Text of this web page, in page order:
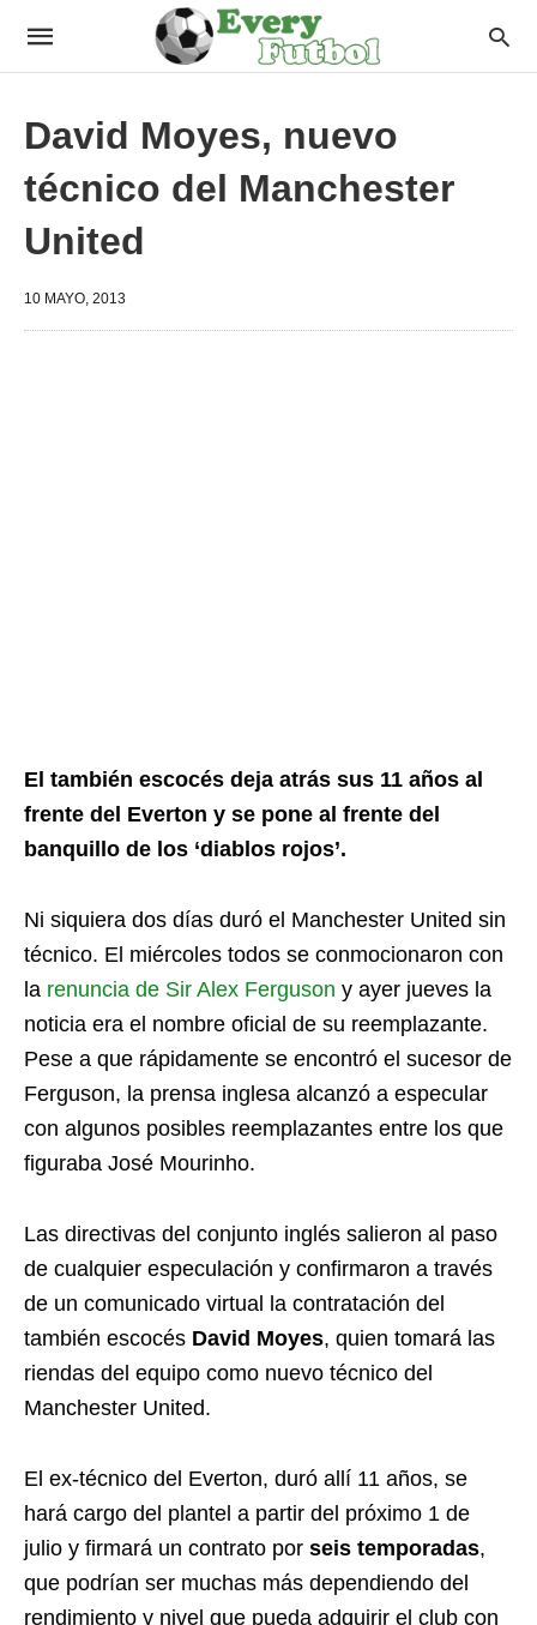
David Moyes, nuevo
técnico del Manchester
United
10 MAYO, 2013
El también escocés deja atrás sus 11 años al
frente del Everton y se pone al frente del
banquillo de los ‘diablos rojos’.
Ni siquiera dos días duró el Manchester United sin
técnico. El miércoles todos se conmocionaron con
la renuncia de Sir Alex Ferguson y ayer jueves la
noticia era el nombre oficial de su reemplazante.
Pese a que rápidamente se encontró el sucesor de
Ferguson, la prensa inglesa alcanzó a especular
con algunos posibles reemplazantes entre los que
figuraba José Mourinho.
Las directivas del conjunto inglés salieron al paso
de cualquier especulación y confirmaron a través
de un comunicado virtual la contratación del
también escocés David Moyes, quien tomará las
riendas del equipo como nuevo técnico del
Manchester United.
El ex-técnico del Everton, duró allí 11 años, se
hará cargo del plantel a partir del próximo 1 de
julio y firmará un contrato por seis temporadas,
que podrían ser muchas más dependiendo del
rendimiento y nivel que pueda adquirir el club con